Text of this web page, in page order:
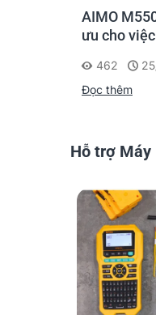
AIMO
ưu cho
cáp mạng
462
Đọc thêm
Hỗ trợ Máy